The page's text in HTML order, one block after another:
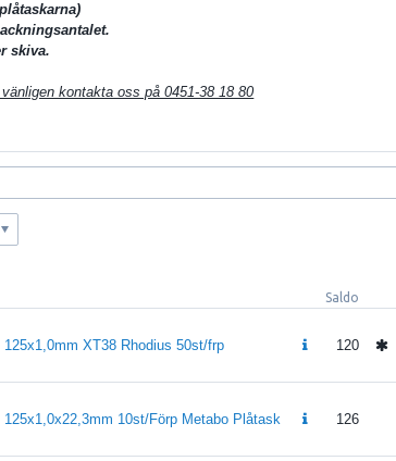
skiva.
kontakta oss på 0451-38 18 80
Saldo
XT38 Rhodius 50st/frp 120
10st/Förp Metabo Plåtask 126